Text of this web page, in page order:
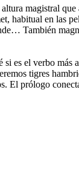
magistral
en las
También
es el verbo
tigres
prólogo